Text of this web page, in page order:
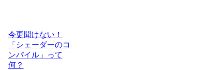
今更聞けない！
「シェーダーのコ
ンパイル」って
何？